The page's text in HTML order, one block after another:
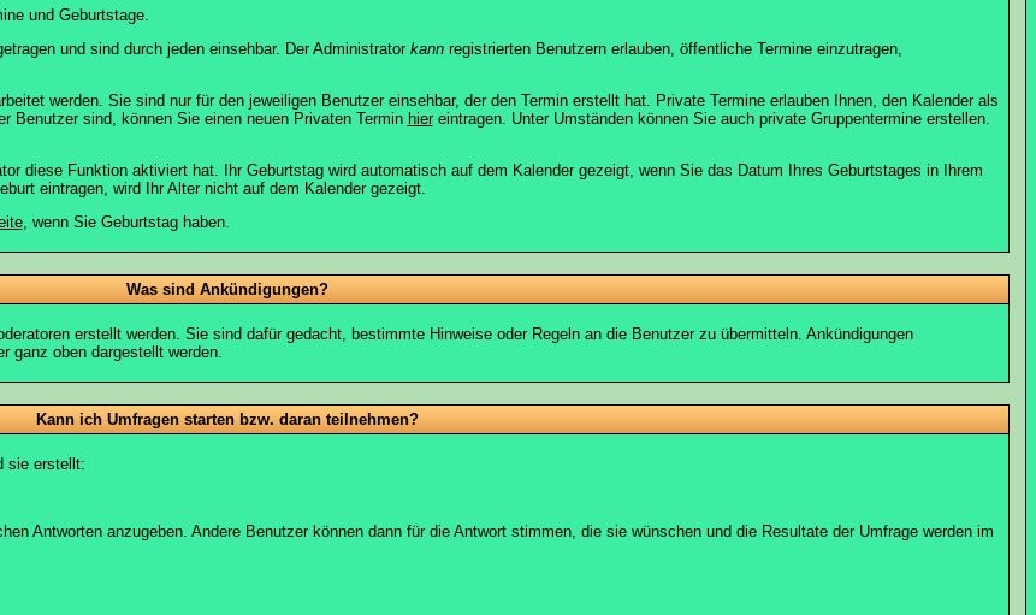
und Geburtstage.
und sind durch jeden einsehbar. Der Administrator kannregistrierten Benutzern erlauben, öffentliche Termine einzutragen,
werden. Sie sind nur für den jeweiligen Benutzer einsehbar, der den Termin erstellt hat. Private Termine erlauben Ihnen, den Kalender als
Benutzer sind, können Sie einen neuen Privaten Termin hiereintragen. Unter Umständen können Sie auch private Gruppentermine erstellen.
diese Funktion aktiviert hat. Ihr Geburtstag wird automatisch auf dem Kalender gezeigt, wenn Sie das Datum Ihres Geburtstages in Ihrem
eintragen, wird Ihr Alter nicht auf dem Kalender gezeigt.
, wenn Sie Geburtstag haben.
Was sind Ankündigungen?
erstellt werden. Sie sind dafür gedacht, bestimmte Hinweise oder Regeln an die Benutzer zu übermitteln. Ankündigungen
ganz oben dargestellt werden.
Kann ich Umfragen starten bzw. daran teilnehmen?
sie erstellt:
Antworten anzugeben. Andere Benutzer können dann für die Antwort stimmen, die sie wünschen und die Resultate der Umfrage werden im